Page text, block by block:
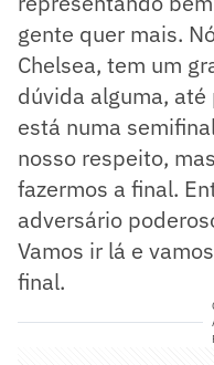
gente quer mais.
Chelsea, tem um
dúvida alguma,
está numa
nosso respeito,
fazermos a final.
adversário
Vamos ir lá e
final.